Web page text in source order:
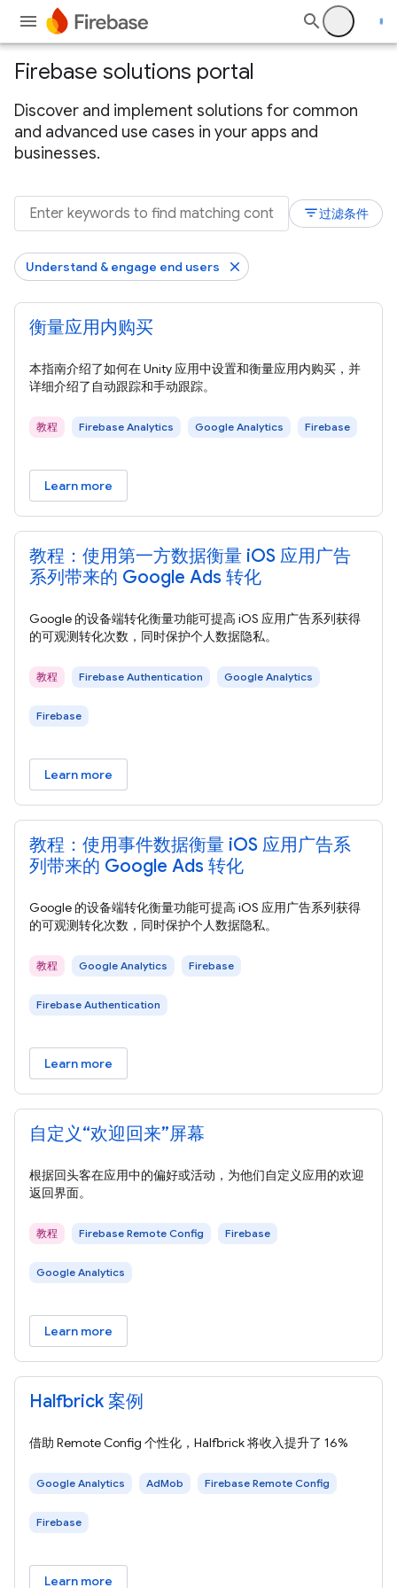
Firebase solutions portal
Discover and implement solutions for common
and advanced use cases in your apps and
businesses.
filter_list过滤条件
Understand & engage end users
衡量应用内购买
本指南介绍了如何在 Unity 应用中设置和衡量应用内购买，并
详细介绍了自动跟踪和手动跟踪。
教程 Firebase Analytics Google Analytics Firebase
Learn more
教程：使用第一方数据衡量 iOS 应用广告
系列带来的 Google Ads 转化
Google 的设备端转化衡量功能可提高 iOS 应用广告系列获得
的可观测转化次数，同时保护个人数据隐私。
教程 Firebase Authentication Google Analytics
Firebase
Learn more
教程：使用事件数据衡量 iOS 应用广告系
列带来的 Google Ads 转化
Google 的设备端转化衡量功能可提高 iOS 应用广告系列获得
的可观测转化次数，同时保护个人数据隐私。
教程 Google Analytics Firebase
Firebase Authentication
Learn more
自定义“欢迎回来”屏幕
根据回头客在应用中的偏好或活动，为他们自定义应用的欢迎
返回界面。
教程 Firebase Remote Config Firebase
Google Analytics
Learn more
Halfbrick 案例
借助 Remote Config 个性化，Halfbrick 将收入提升了 16%
Google Analytics AdMob Firebase Remote Config
Firebase
Learn more